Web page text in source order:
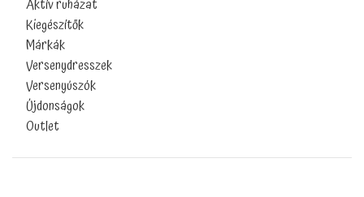
Aktív ruházat
Kiegészítők
Márkák
Versenydresszek
Versenyúszók
Újdonságok
Outlet